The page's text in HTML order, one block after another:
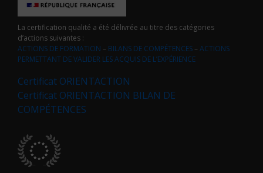
La certification qualité a été délivrée au titre des catégories
d’actions suivantes :
ACTIONS DE FORMATION – BILANS DE COMPÉTENCES–ACTIONS
PERMETTANT DE VALIDER LES ACQUIS DE L’EXPÉRIENCE
Certificat ORIENTACTION
Certificat ORIENTACTION BILAN DE
COMPÉTENCES